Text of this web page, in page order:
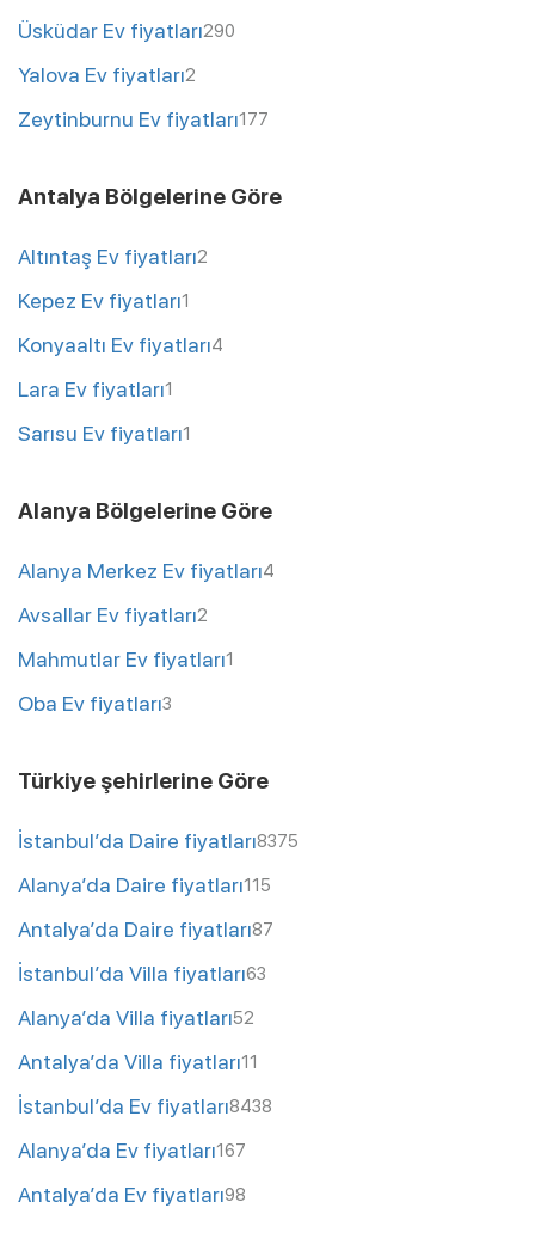
Üsküdar Ev fiyatları290
Yalova Ev fiyatları2
Zeytinburnu Ev fiyatları177
Antalya Bölgelerine Göre
Altıntaş Ev fiyatları2
Kepez Ev fiyatları1
Konyaaltı Ev fiyatları4
Lara Ev fiyatları1
Sarısu Ev fiyatları1
Alanya Bölgelerine Göre
Alanya Merkez Ev fiyatları4
Avsallar Ev fiyatları2
Mahmutlar Ev fiyatları1
Oba Ev fiyatları3
Türkiye şehirlerine Göre
İstanbul’da Daire fiyatları8375
Alanya’da Daire fiyatları115
Antalya’da Daire fiyatları87
İstanbul’da Villa fiyatları63
Alanya’da Villa fiyatları52
Antalya’da Villa fiyatları11
İstanbul’da Ev fiyatları8438
Alanya’da Ev fiyatları167
Antalya’da Ev fiyatları98